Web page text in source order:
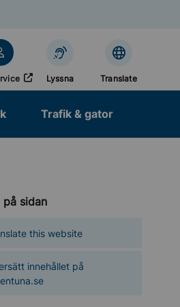
Öppnas i nytt fönster
Lyssna Translate
Trafik & gator
på sidan
this website
innehållet på